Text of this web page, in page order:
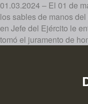
01.03.2024 – El 01 de
los sables de manos
en Jefe del Ejército le
tomó el juramento de